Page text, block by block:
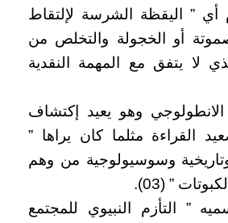
أي ” اليقظة الشرسة لإلتقاط
أو الخجولة والتخلص من
لا يتفق مع المهمة النقدية
وهو يعيد إكتشاف
القراءة مثلما كان يراها ”
وسوسيولوجية من وهم
” (03).
” التأزم النبيوي للمجتمع